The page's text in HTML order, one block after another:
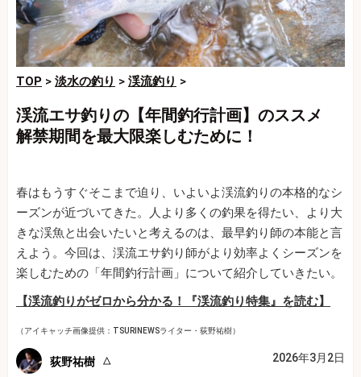
TOP > 淡水の釣り > 渓流釣り >
渓流エサ釣りの【年間釣行計画】のススメ
解禁期間を最大限楽しむために！
春はもうすぐそこまで迫り、いよいよ渓流釣りの本格的なシ
ーズンが近づいてきた。人より多くの釣果を得たい、より大
きな渓魚と出会いたいと考えるのは、最早釣り師の本能と言
えよう。今回は、渓流エサ釣り師がより効率よくシーズンを
楽しむための「年間釣行計画」について紹介していきたい。
【渓流釣りがゼロから分かる！『渓流釣り特集』を読む】
（アイキャッチ画像提供：TSURINEWSライター・荻野祐樹）
荻野祐樹 2026年3月2日